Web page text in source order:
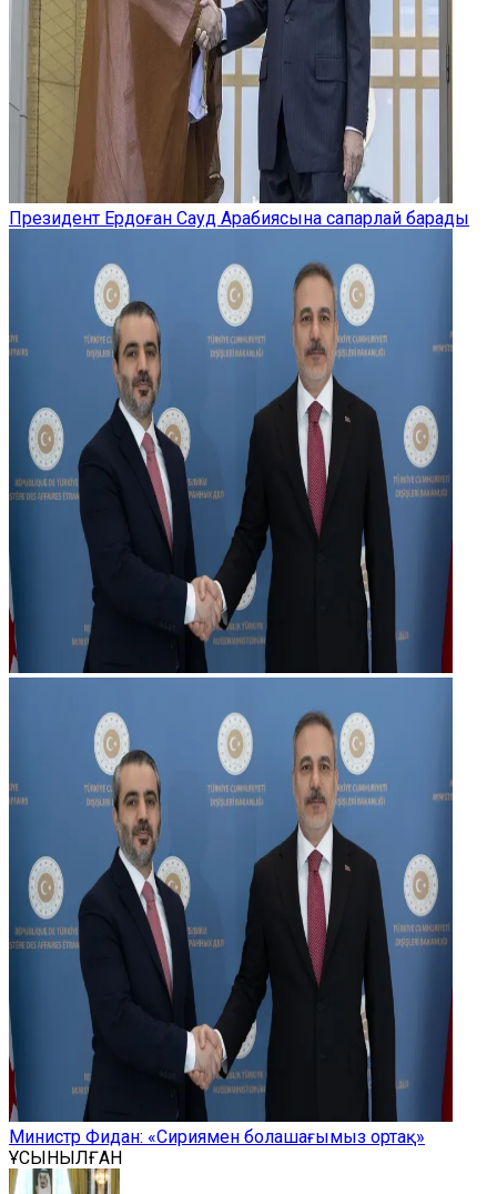
Президент Ердоған Сауд Арабиясына сапарлай барады
Министр Фидан: «Сириямен болашағымыз ортақ»
ҰСЫНЫЛҒАН